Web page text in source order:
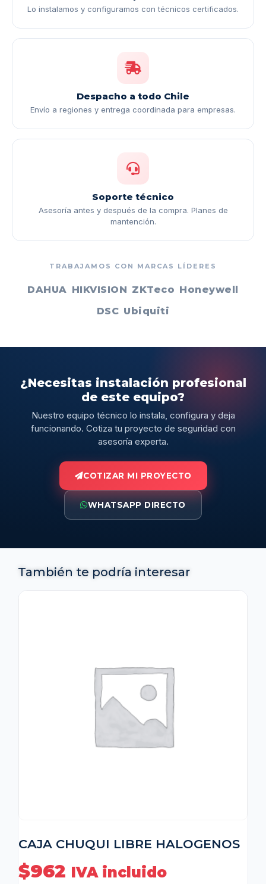
Lo instalamos y configuramos con técnicos certificados.
Despacho a todo Chile
Envío a regiones y entrega coordinada para empresas.
Soporte técnico
Asesoría antes y después de la compra. Planes de
mantención.
TRABAJAMOS CON MARCAS LÍDERES
DAHUA HIKVISION ZKTeco Honeywell
DSC Ubiquiti
¿Necesitas instalación profesional
de este equipo?
Nuestro equipo técnico lo instala, configura y deja
funcionando. Cotiza tu proyecto de seguridad con
asesoría experta.
COTIZAR MI PROYECTO
WHATSAPP DIRECTO
También te podría interesar
CAJA CHUQUI LIBRE HALOGENOS
$962 IVA incluido